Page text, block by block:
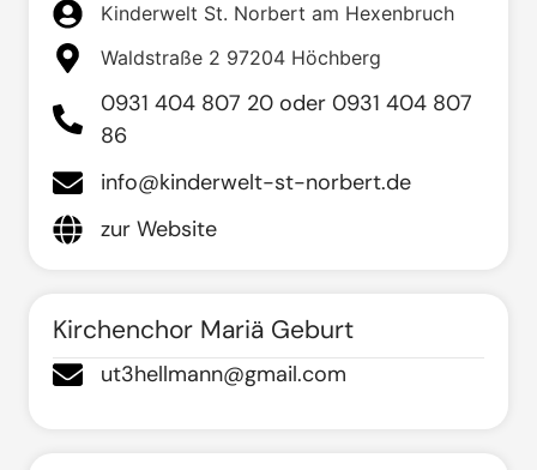
Kinderwelt St. Norbert am Hexenbruch
Waldstraße 2 97204 Höchberg
0931 404 807 20 oder 0931 404 807
86
info@kinderwelt-st-norbert.de
zur Website
Kirchenchor Mariä Geburt
ut3hellmann@gmail.com